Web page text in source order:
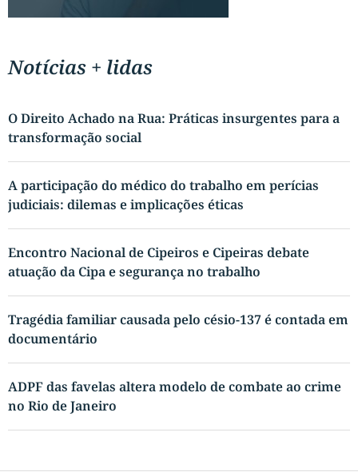
Notícias + lidas
O Direito Achado na Rua: Práticas insurgentes para a
transformação social
A participação do médico do trabalho em perícias
judiciais: dilemas e implicações éticas
Encontro Nacional de Cipeiros e Cipeiras debate
atuação da Cipa e segurança no trabalho
Tragédia familiar causada pelo césio-137 é contada em
documentário
ADPF das favelas altera modelo de combate ao crime
no Rio de Janeiro